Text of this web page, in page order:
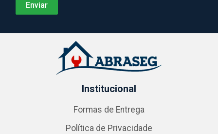
Institucional
Formas de Entrega
Política de Privacidade